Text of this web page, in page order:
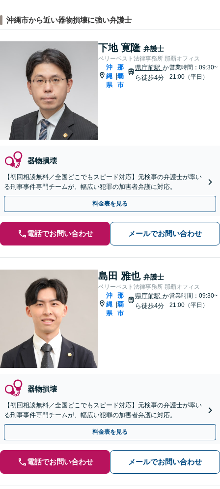
沖縄市から近い器物損壊に強い弁護士
下地 寛隆 弁護士
ベリーベスト法律事務所 那覇オフィス
沖
縄
県
那
覇
市
県庁前駅 か
ら徒歩4分
営業時間：09:30~
21:00（平日）
器物損壊
【初回相談無料／全国どこでもスピード対応】元検事の弁護士が率い
る刑事事件専門チームが、幅広い犯罪の加害者弁護に対応。
料金表を見る
電話でお問い合わせ メールでお問い合わせ
島田 雅也 弁護士
ベリーベスト法律事務所 那覇オフィス
沖
縄
県
那
覇
市
県庁前駅 か
ら徒歩4分
営業時間：09:30~
21:00（平日）
器物損壊
【初回相談無料／全国どこでもスピード対応】元検事の弁護士が率い
る刑事事件専門チームが、幅広い犯罪の加害者弁護に対応。
料金表を見る
電話でお問い合わせ メールでお問い合わせ